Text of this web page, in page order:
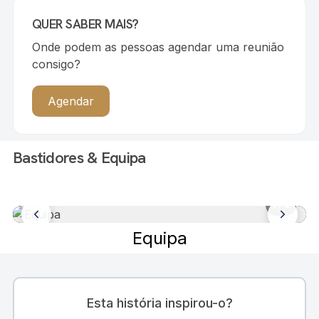
QUER SABER MAIS?
Onde podem as pessoas agendar uma reunião
consigo?
Agendar
Bastidores & Equipa
Equipa
Esta história inspirou-o?